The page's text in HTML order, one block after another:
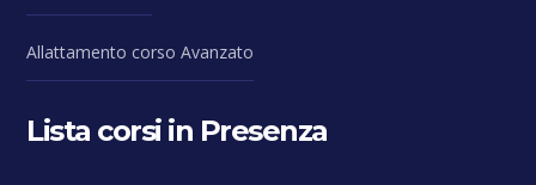
Allattamento corso Avanzato
Lista corsi in Presenza